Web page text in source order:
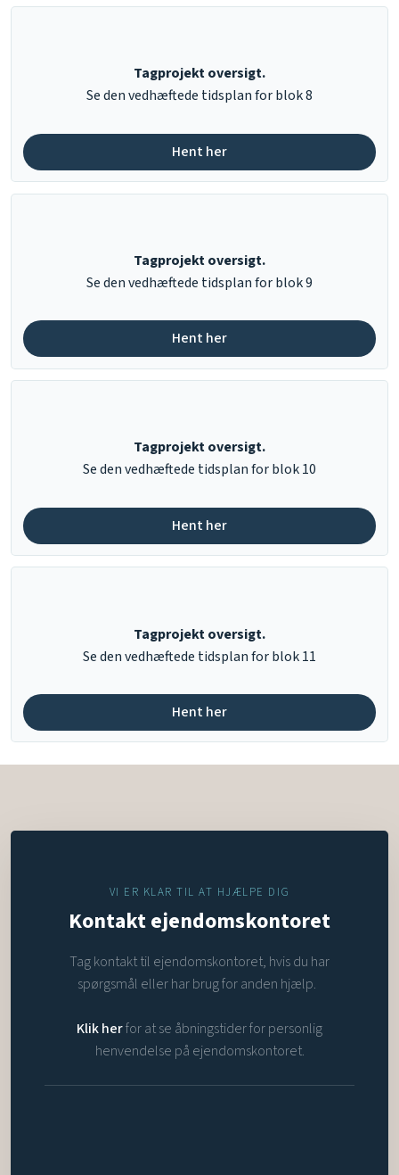
Tagprojekt oversigt.
​Se den vedhæftede tidsplan for blok 8
Hent her​
Tagprojekt oversigt.
​Se den vedhæftede tidsplan for blok 9
Hent her​
Tagprojekt oversigt.
​Se den vedhæftede tidsplan for blok 10
Hent her​
Tagprojekt oversigt.
​Se den vedhæftede tidsplan for blok 11
Hent her​
VI ER KLAR TIL AT HJÆLPE DIG
Kontakt ejendomskontoret
Tag kontakt til ejendomskontoret, hvis du har
spørgsmål eller har brug for anden hjælp.
Klik herfor at se åbningstider for personlig
henvendelse på ejendomskontoret.